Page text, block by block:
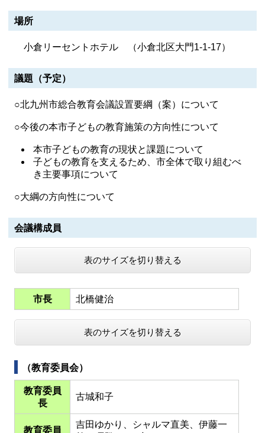
場所
小倉リーセントホテル （小倉北区大門1-1-17）
議題（予定）
○北九州市総合教育会議設置要綱（案）について
○今後の本市子どもの教育施策の方向性について
本市子どもの教育の現状と課題について
子どもの教育を支えるため、市全体で取り組むべ
き主要事項について
○大綱の方向性について
会議構成員
表のサイズを切り替える
市長 北橋健治
表のサイズを切り替える
（教育委員会）
教育委員
長
古城和子
教育委員
吉田ゆかり、シャルマ直美、伊藤一